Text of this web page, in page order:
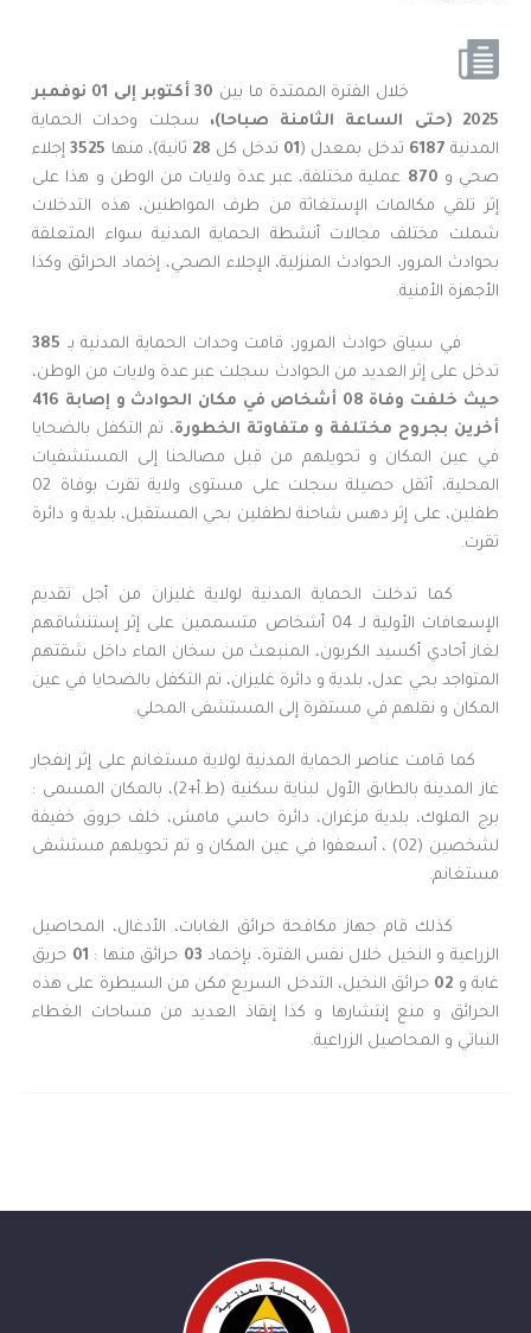
خلال الفترة الممتدة ما بين
30 أكتوبر إلى 01 نوفمبر
2025 (حتى الساعة الثامنة
صباحا)، سجلت وحدات الحماية
المدنية 6187 تدخل بمعدل (01 تدخل كل 28 ثانية)، منها 3525إجلاء
صحي و 870 عملية مختلفة، عبر عدة ولايات من الوطن و هذا على
إثر تلقي مكالمات الإستغاثة من طرف المواطنين، هذه التدخلات
شملت مختلف مجالات أنشطة الحماية المدنية سواء المتعلقة
بحوادث المرور، الحوادث المنزلية، الإجلاء الصحي، إخماد الحرائق وكذا
الأجهزة الأمنية.
في سياق حوادث المرور، قامت وحدات الحماية المدنية بـ 385
تدخل على إثر العديد من الحوادث سجلت عبر عدة ولايات من الوطن،
حيث خلفت وفاة 08 أشخاص في مكان الحوادث و
إصابة 416
أخرين بجروح مختلفة و متفاوتة الخطورة، تم التكفل بالضحايا
في عين المكان و تحويلهم من قبل مصالحنا إلى المستشفيات
المحلية، أثقل حصيلة سجلت على مستوى ولاية تقرت بوفاة 02
طفلين، على إثر دهس شاحنة لطفلين بحي المستقبل، بلدية و دائرة
تقرت.
كما تدخلت الحماية المدنية لولاية غليزان من أجل تقديم
الإسعافات الأولية لـ 04 أشخاص متسممين على إثر إستنشاقهم
لغاز أحادي أكسيد الكربون، المنبعث من سخان الماء داخل شقتهم
المتواجد بحي عدل، بلدية و دائرة غليزان، تم التكفل بالضحايا في عين
المكان و نقلهم في مستقرة إلى المستشفى المحلي.
كما قامت عناصر الحماية المدنية لولاية مستغانم على إثر إنفجار
غاز المدينة بالطابق الأول لبناية سكنية (ط.أ+2)، بالمكان المسمى :
برج الملوك، بلدية مزغران، دائرة حاسي مامش، خلف حروق خفيفة
لشخصين (02) ، أسعفوا في عين المكان و تم تحويلهم مستشفى
مستغانم.
كذلك قام جهاز مكافحة حرائق الغابات، الأدغال، المحاصيل
الزراعية و النخيل خلال نفس الفترة، بإخماد03 حرائق منها : 01 حريق
غابة و 02 حرائق النخيل، التدخل السريع مكن من السيطرة على هذه
الحرائق و منع إنتشارها و كذا إنقاذ العديد من مساحات الغطاء
النباتي و المحاصيل الزراعية.